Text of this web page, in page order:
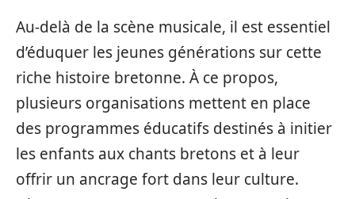
Au-delà de la scène musicale, il est essentiel
d’éduquer les jeunes générations sur cette
riche histoire bretonne. À ce propos,
plusieurs organisations mettent en place
des programmes éducatifs destinés à initier
les enfants aux chants bretons et à leur
offrir un ancrage fort dans leur culture.